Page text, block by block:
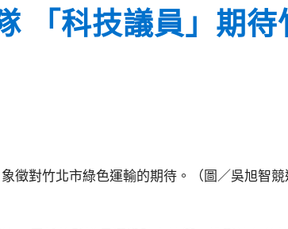
「科技議員」期
徵對竹北市綠色運輸的期待。（圖／吳旭智競